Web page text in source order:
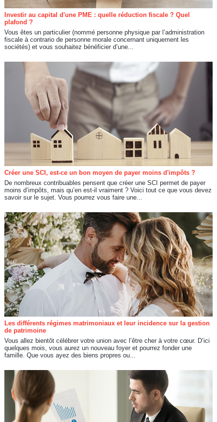
Investir au capital d'une PME : quelle réduction fiscale ? Quel
plafond ?
Vous êtes un particulier (nommé personne physique par l’administration
fiscale à contrario de personne morale concernant uniquement les
sociétés) et vous souhaitez bénéficier d’une...
Créer une SCI, est-ce un bon moyen de payer moins d'impôts ?
De nombreux contribuables pensent que créer une SCI permet de payer
moins d’impôts, mais qu’en est-il vraiment ? Voici tout ce que vous devez
savoir sur le sujet. Vous pourrez vous faire une...
Les différents régimes matrimoniaux et leur incidence sur la gestion
de patrimoine
Vous allez bientôt célébrer votre union avec l’être cher à votre cœur. D’ici
quelques mois, vous aurez un nouveau foyer et pourrez fonder une
famille. Que vous ayez des biens propres ou...